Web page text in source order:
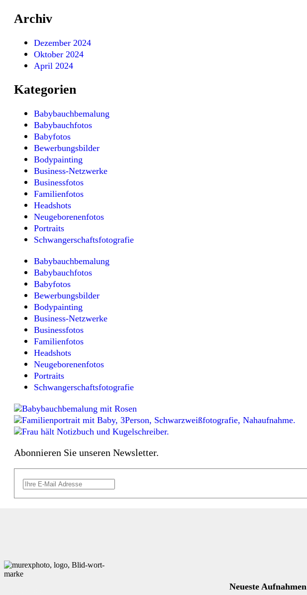
Archiv
Dezember 2024
Oktober 2024
April 2024
Kategorien
Babybauchbemalung
Babybauchfotos
Babyfotos
Bewerbungsbilder
Bodypainting
Business-Netzwerke
Businessfotos
Familienfotos
Headshots
Neugeborenenfotos
Portraits
Schwangerschaftsfotografie
Babybauchbemalung
Babybauchfotos
Babyfotos
Bewerbungsbilder
Bodypainting
Business-Netzwerke
Businessfotos
Familienfotos
Headshots
Neugeborenenfotos
Portraits
Schwangerschaftsfotografie
Abonnieren Sie unseren Newsletter.
Neueste Aufnahmen